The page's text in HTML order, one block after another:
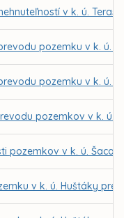
v k. ú.
pozemku v k. ú.
pozemku v k. ú.
pozemkov v k. ú.
pozemkov v k. ú. Šaca
v k. ú. Huštáky pre